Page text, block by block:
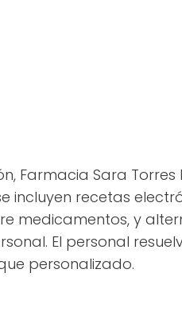
Farmacia Sara Torres
incluyen recetas
medicamentos, y
El personal
personalizado.